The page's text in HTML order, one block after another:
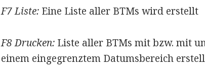
F7 Liste:Eine Liste aller BTMs wird erstellt
F8 Drucken:Liste aller BTMs mit bzw. mit
einem eingegrenztem Datumsbereich